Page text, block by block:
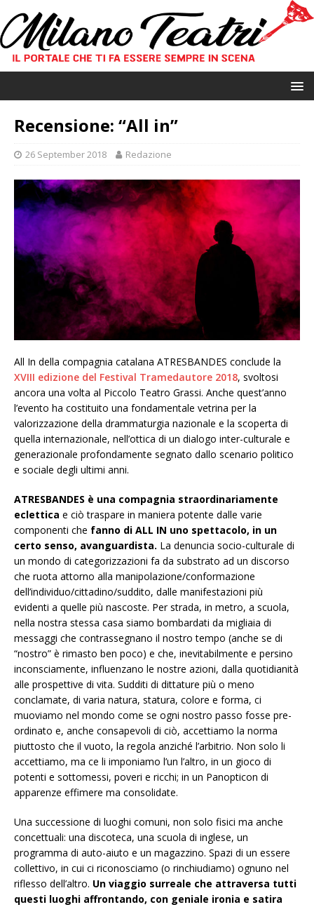
Recensione: “All in”
26 September 2018 Redazione
All In della compagnia catalana ATRESBANDES conclude la
XVIII edizione del Festival Tramedautore 2018, svoltosi
ancora una volta al Piccolo Teatro Grassi. Anche quest’anno
l’evento ha costituito una fondamentale vetrina per la
valorizzazione della drammaturgia nazionale e la scoperta di
quella internazionale, nell’ottica di un dialogo inter-culturale e
generazionale profondamente segnato dallo scenario politico
e sociale degli ultimi anni.
ATRESBANDES è una compagnia straordinariamente
eclettica e ciò traspare in maniera potente dalle varie
componenti che fanno di ALL IN uno spettacolo, in un
certo senso, avanguardista. La denuncia socio-culturale di
un mondo di categorizzazioni fa da substrato ad un discorso
che ruota attorno alla manipolazione/conformazione
dell’individuo/cittadino/suddito, dalle manifestazioni più
evidenti a quelle più nascoste. Per strada, in metro, a scuola,
nella nostra stessa casa siamo bombardati da migliaia di
messaggi che contrassegnano il nostro tempo (anche se di
“nostro” è rimasto ben poco) e che, inevitabilmente e persino
inconsciamente, influenzano le nostre azioni, dalla quotidianità
alle prospettive di vita. Sudditi di dittature più o meno
conclamate, di varia natura, statura, colore e forma, ci
muoviamo nel mondo come se ogni nostro passo fosse pre-
ordinato e, anche consapevoli di ciò, accettiamo la norma
piuttosto che il vuoto, la regola anziché l’arbitrio. Non solo li
accettiamo, ma ce li imponiamo l’un l’altro, in un gioco di
potenti e sottomessi, poveri e ricchi; in un Panopticon di
apparenze effimere ma consolidate.
Una successione di luoghi comuni, non solo fisici ma anche
concettuali: una discoteca, una scuola di inglese, un
programma di auto-aiuto e un magazzino. Spazi di un essere
collettivo, in cui ci riconosciamo (o rinchiudiamo) ognuno nel
riflesso dell’altro. Un viaggio surreale che attraversa tutti
questi luoghi affrontando, con geniale ironia e satira